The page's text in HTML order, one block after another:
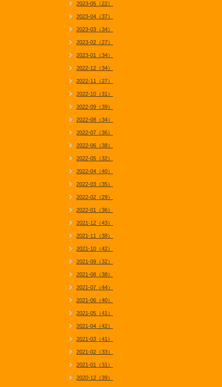
2023-05（22）
2023-04（37）
2023-03（34）
2023-02（27）
2023-01（34）
2022-12（34）
2022-11（27）
2022-10（31）
2022-09（39）
2022-08（34）
2022-07（36）
2022-06（38）
2022-05（32）
2022-04（40）
2022-03（35）
2022-02（29）
2022-01（36）
2021-12（43）
2021-11（38）
2021-10（42）
2021-09（32）
2021-08（38）
2021-07（44）
2021-06（40）
2021-05（41）
2021-04（42）
2021-03（41）
2021-02（33）
2021-01（31）
2020-12（39）